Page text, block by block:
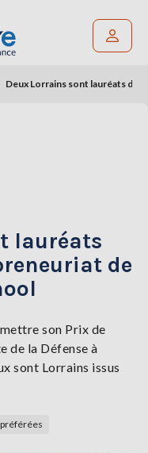
Deux Lorrains sont lauréats du
lauréats
de
son Prix de
de la Défense à
sont Lorrains issus